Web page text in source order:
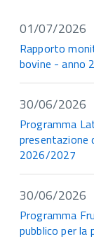
01/07/2026
Rapporto
bovine - anno
30/06/2026
Programma
presentazione
2026/2027
30/06/2026
Programma
pubblico per